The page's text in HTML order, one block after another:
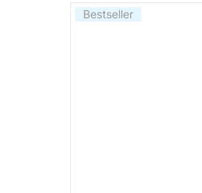
Bestseller